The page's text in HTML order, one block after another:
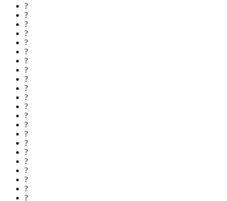
?
?
?
?
?
?
?
?
?
?
?
?
?
?
?
?
?
?
?
?
?
?